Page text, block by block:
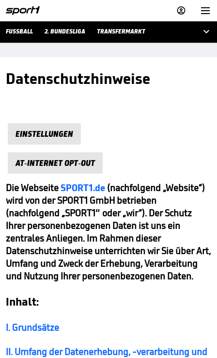


FUSSBALL 2. BUNDESLIGA TRANSFERMARKT 
Datenschutzhinweise
EINSTELLUNGEN
AT-INTERNET OPT-OUT
Die Webseite SPORT1.de (nachfolgend „Website“)
wird von der SPORT1 GmbH betrieben
(nachfolgend „SPORT1″ oder „wir“). Der Schutz
Ihrer personenbezogenen Daten ist uns ein
zentrales Anliegen. Im Rahmen dieser
Datenschutzhinweise unterrichten wir Sie über Art,
Umfang und Zweck der Erhebung, Verarbeitung
und Nutzung Ihrer personenbezogenen Daten.
Inhalt:
I. Grundsätze
II. Umfang der Datenerhebung, -verarbeitung und